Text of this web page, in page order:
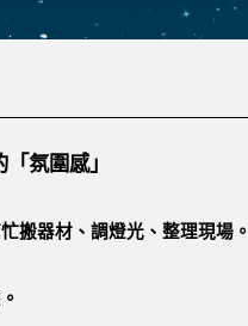
氛圍感」
搬器材、調燈光、整理現場。